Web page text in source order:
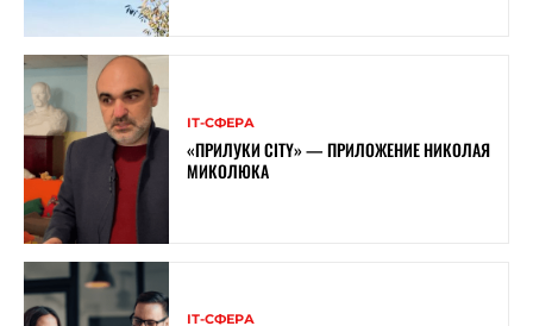
ІТ-СФЕРА
«ПРИЛУКИ CITY» — ПРИЛОЖЕНИЕ НИКОЛАЯ
МИКОЛЮКА
ІТ-СФЕРА